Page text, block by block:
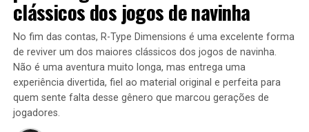
em áreas abertas, enquanto outras acontecem em
regiões subterrâneas repletas de desafios, incluindo
inimigos mais poderosos e torres que precisam ser
destruídas dentro de um limite de tempo para que a
missão seja concluída.
clássicos dos jogos de navinha
No fim das contas, R-Type Dimensions é uma excelente forma
de reviver um dos maiores clássicos dos jogos de navinha.
Não é uma aventura muito longa, mas entrega uma
experiência divertida, fiel ao material original e perfeita para
quem sente falta desse gênero que marcou gerações de
jogadores.